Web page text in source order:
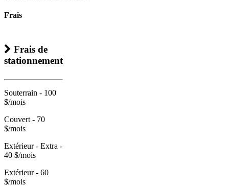
Frais
Frais de
stationnement
Souterrain - 100
$/mois
Couvert - 70
$/mois
Extérieur - Extra -
40 $/mois
Extérieur - 60
$/mois